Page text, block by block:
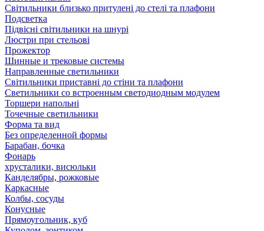
Світильники близько притулені до стелі та плафони
Подсветка
Підвісні світильники на шнурі
Люстри при стельові
Прожектор
Шинные и трековые системы
Направленные светильники
Світильники приставні до стіни та плафони
Светильники со встроенным светодиодным модулем
Торшери напольні
Точечные светильники
Форма та вид
Без определенной формы
Барабан, бочка
Фонарь
хрусталики, висюльки
Канделябры, рожковые
Каркасные
Колбы, сосуды
Конусные
Прямоугольник, куб